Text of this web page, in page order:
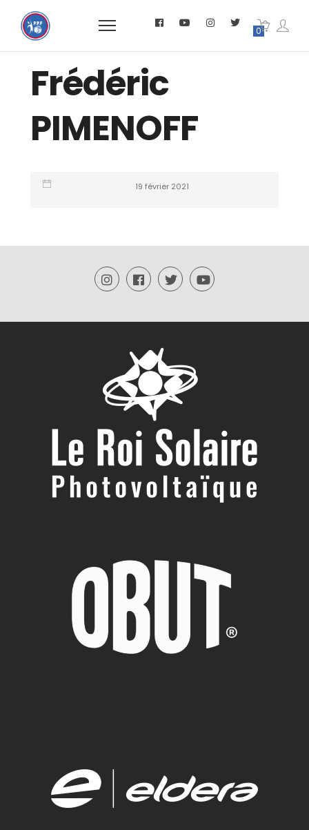
0
Frédéric
PIMENOFF
19 février 2021